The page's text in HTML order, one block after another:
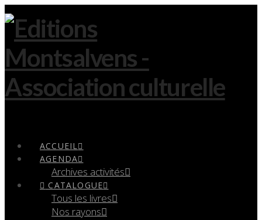
ACCUEIL
AGENDA
Archives activités
CATALOGUE
Tous les livres
Nos rayons